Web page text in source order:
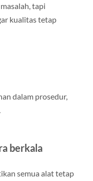
tapi
kualitas tetap
dalam prosedur,
berkala
semua alat tetap